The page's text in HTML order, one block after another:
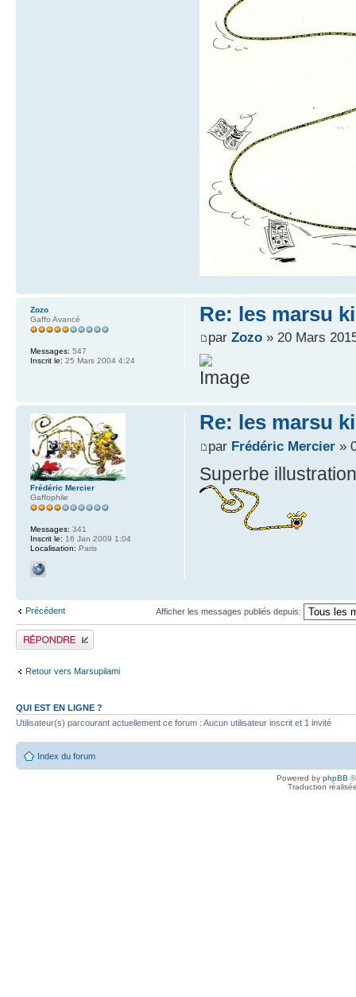
Re: les marsu
par Zozo» 20 Mars
Zozo
Gaffo Avancé
Messages: 547
Inscrit le: 25 Mars 2004 4:24
Re: les marsu
par Frédéric Mercier»
Superbe
Frédéric Mercier
Gaffophile
Messages: 341
Inscrit le: 16 Jan 2009 1:04
Localisation: Paris
Précédent Afficher les messages publiés depuis:
Publier une réponse
Retour vers Marsupilami
QUI EST EN LIGNE ?
Utilisateur(s) parcourant actuellement ce forum : Aucun utilisateur inscrit et 1 invité
Index du forum
Powered by phpBB
Traduction